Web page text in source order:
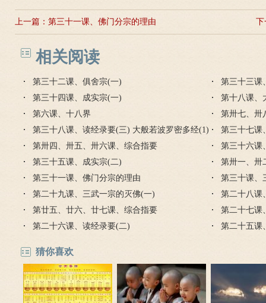
上一篇： 第三十一课、佛门分宗的理由 下
相关阅读
第三十二课、俱舍宗(一)
第三十三课
第三十四课、成实宗(一)
第十八课、
第六课、十八界
第卅七、卅
第三十八课、读经录要(三) 大般若波罗密多经(1)
第三十七课
第卅四、卅五、卅六课、综合指要
第三十六课
第三十五课、成实宗(二)
第卅一、卅
第三十一课、佛门分宗的理由
第三十课、
第二十九课、三武一宗的灭佛(一)
第二十八课
第廿五、廿六、廿七课、综合指要
第二十七课
第二十六课、读经录要(二)
第二十五课
猜你喜欢